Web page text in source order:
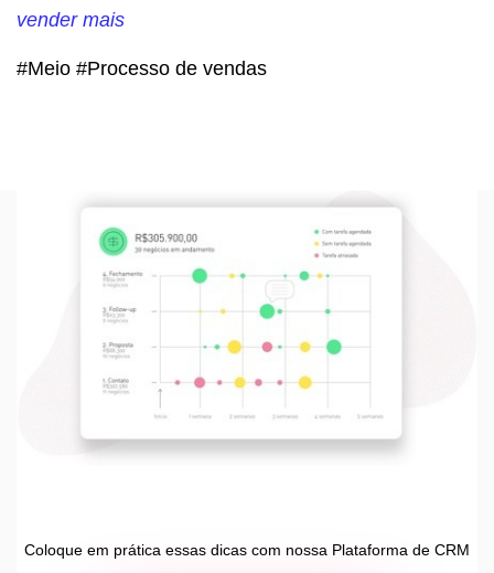
vender mais
#Meio #Processo de vendas
Coloque em prática essas dicas com nossa Plataforma de CRM